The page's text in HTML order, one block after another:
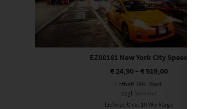
EZ00161 New York City Speed
€ 24,90 –€ 919,00
Enthält 19% Mwst.
zzgl.Versand
Lieferzeit: ca. 10 Werktage